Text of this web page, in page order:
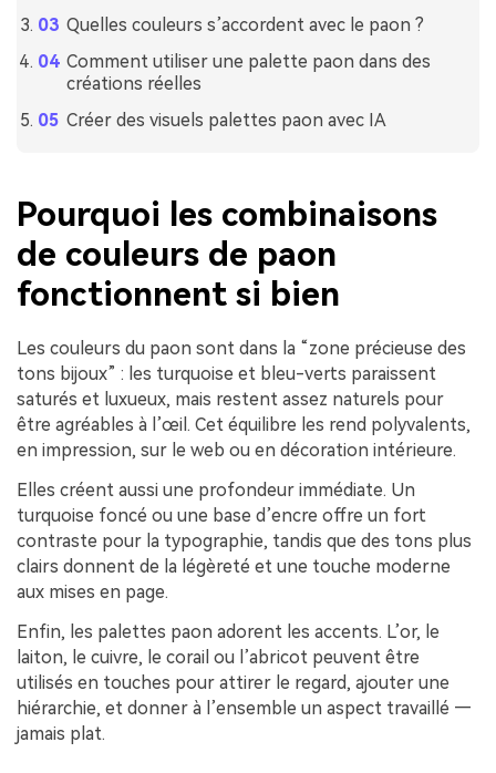
Quelles couleurs s’accordent avec le paon ?
Comment utiliser une palette paon dans des
créations réelles
Créer des visuels palettes paon avec IA
Pourquoi les combinaisons
de couleurs de paon
fonctionnent si bien
Les couleurs du paon sont dans la “zone précieuse des
tons bijoux” : les turquoise et bleu-verts paraissent
saturés et luxueux, mais restent assez naturels pour
être agréables à l’œil. Cet équilibre les rend polyvalents,
en impression, sur le web ou en décoration intérieure.
Elles créent aussi une profondeur immédiate. Un
turquoise foncé ou une base d’encre offre un fort
contraste pour la typographie, tandis que des tons plus
clairs donnent de la légèreté et une touche moderne
aux mises en page.
Enfin, les palettes paon adorent les accents. L’or, le
laiton, le cuivre, le corail ou l’abricot peuvent être
utilisés en touches pour attirer le regard, ajouter une
hiérarchie, et donner à l’ensemble un aspect travaillé —
jamais plat.